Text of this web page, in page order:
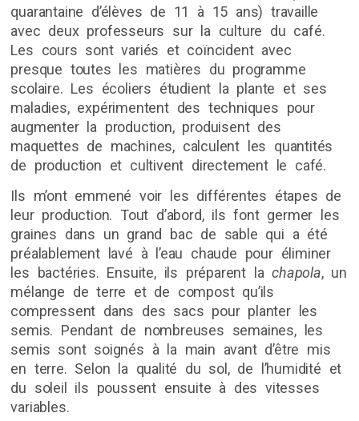
quarantaine d’élèves de 11 à 15 ans) travaille
avec deux professeurs sur la culture du café.
Les cours sont variés et coïncident avec
presque toutes les matières du programme
scolaire. Les écoliers étudient la plante et ses
maladies, expérimentent des techniques pour
augmenter la production, produisent des
maquettes de machines, calculent les quantités
de production et cultivent directement le café.
Ils m’ont emmené voir les différentes étapes de
leur production. Tout d’abord, ils font germer les
graines dans un grand bac de sable qui a été
préalablement lavé à l’eau chaude pour éliminer
les bactéries. Ensuite, ils préparent lachapola, un
mélange de terre et de compost qu’ils
compressent dans des sacs pour planter les
semis. Pendant de nombreuses semaines, les
semis sont soignés à la main avant d’être mis
en terre. Selon la qualité du sol, de l’humidité et
du soleil ils poussent ensuite à des vitesses
variables.